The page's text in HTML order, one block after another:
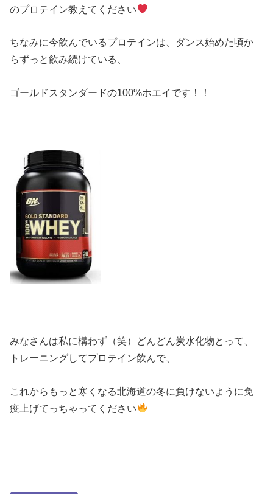
のプロテイン教えてください
ちなみに今飲んでいるプロテインは、ダンス始めた頃か
らずっと飲み続けている、
ゴールドスタンダードの100%ホエイです！！
みなさんは私に構わず（笑）どんどん炭水化物とって、
トレーニングしてプロテイン飲んで、
これからもっと寒くなる北海道の冬に負けないように免
疫上げてっちゃってください